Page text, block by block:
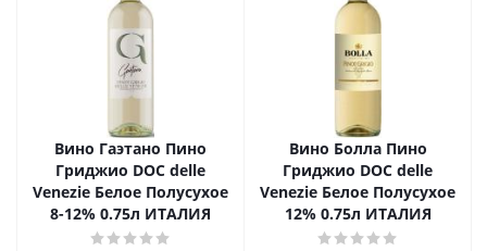
Вино Гаэтано Пино
Гриджио DOC delle
Venezie Белое Полусухое
8-12% 0.75л ИТАЛИЯ
Вино Болла Пино
Гриджио DOC delle
Venezie Белое Полусухое
12% 0.75л ИТАЛИЯ